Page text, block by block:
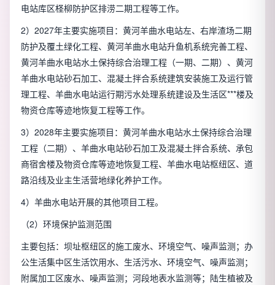
电站库区柽柳防护区排涝二期工程等工作。
2）2027年主要实施项目：黄河羊曲水电站左、右岸渣场二期
防护及覆土绿化工程、黄河羊曲水电站升鱼机系统完善工程、
黄河羊曲水电站水土保持综合治理工程（一期、二期）、黄河
羊曲水电站砂石加工、混凝土拌合系统建筑安装施工及运行管
理工程、羊曲水电站运行期污水处理系统建设及生活区***楼及
物资仓库等迹地恢复工程等工作。
3）2028年主要实施项目：黄河羊曲水电站水土保持综合治理
工程（二期）、羊曲水电站砂石加工及混凝土拌合系统、承包
商宿舍楼及物资仓库等迹地恢复工程、羊曲水电站枢纽区、道
路沿线及业主生活营地绿化养护工作。
4）羊曲水电站开展的其他项目工程。
（2）环境保护监测范围
主要包括：坝址枢纽区的施工废水、环境空气、噪声监测；办
公生活集中区生活饮用水、生活污水、环境空气、噪声监测；
附属加工区废水、噪声监测；河段地表水监测等；陆生植被及